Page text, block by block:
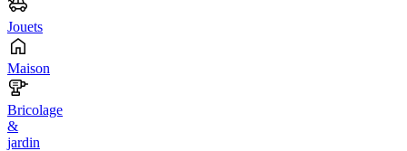
Jouets
Maison
Bricolage
&
jardin